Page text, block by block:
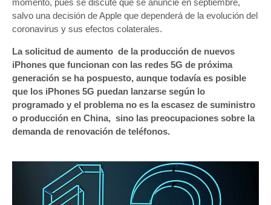
momento, pues se discute que se anuncie en septiembre,
salvo una decisión de Apple que dependerá de la evolución del
coronavirus y sus efectos colaterales.
La solicitud de aumento de la producción de nuevos
iPhones que funcionan con las redes 5G de próxima
generación se ha pospuesto, aunque todavía es posible
que los iPhones 5G puedan lanzarse según lo
programado y el problema no es la escasez de suministro
o producción en China, sino las preocupaciones sobre la
demanda de renovación de teléfonos.